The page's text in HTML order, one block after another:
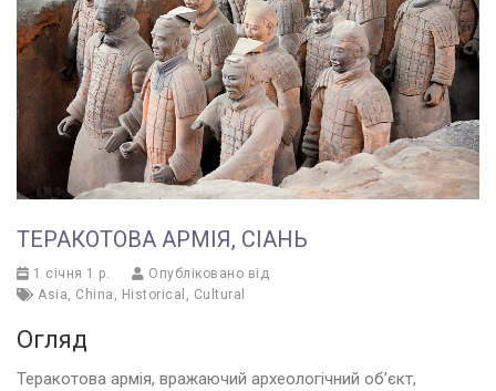
ТЕРАКОТОВА АРМІЯ, СІАНЬ
1 січня 1 р.
Опубліковано від
Asia, China , Historical , Cultural
Огляд
Теракотова армія, вражаючий археологічний об’єкт,